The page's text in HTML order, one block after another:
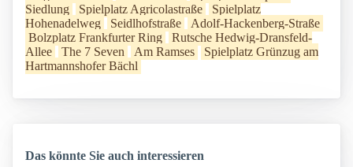
Siedlung
Spielplatz Agricolastraße
Spielplatz
Hohenadelweg
Seidlhofstraße
Adolf-Hackenberg-Straße
Bolzplatz Frankfurter Ring
Rutsche Hedwig-Dransfeld-
Allee
The 7 Seven Am Ramses
Spielplatz Grünzug am
Hartmannshofer Bächl
Das könnte Sie auch interessieren